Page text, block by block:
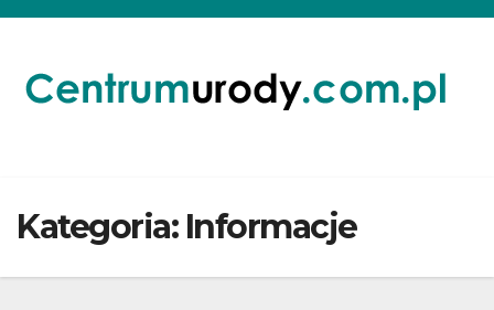
Skip
content
Kategoria: Informacje